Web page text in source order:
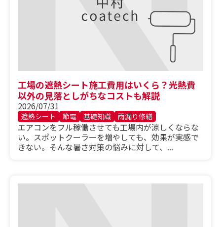
工場の遮熱シート施工費用はいくら？光熱費
以外の見落としがちなコストも解説
2026/07/31
遮熱シート 節電 基礎知識 雨漏り修繕
エアコンをフル稼働させても工場内が涼しくならな
い。スポットクーラーを増やしても、効果が実感で
きない。そんな暑さ対策の悩みに対して、...